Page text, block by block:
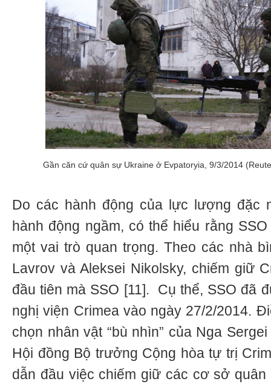
Gần căn cứ quân sự Ukraine ở Evpatoryia, 9/3/2014
Do các hành động của lực lượng đặc
hành động ngầm, có thể hiểu rằng
một vai trò quan trọng. Theo các nhà
Lavrov và Aleksei Nikolsky, chiếm giữ
đầu tiên mà SSO [11]. Cụ thể, SSO đã
nghị viện Crimea vào ngày 27/2/2014.
chọn nhân vật “bù nhìn” của Nga
Hội đồng Bộ trưởng Cộng hòa tự trị
dẫn đầu việc chiếm giữ các cơ sở